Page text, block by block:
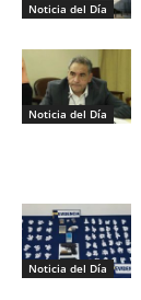
Noticia del Día
Noticia del Día
Noticia del Día